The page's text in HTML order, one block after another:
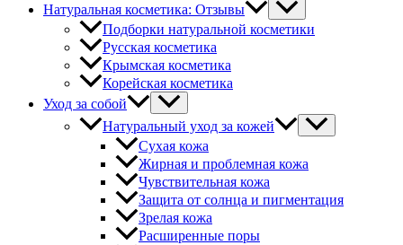
Натуральная косметика: Отзывы
Подборки натуральной косметики
Русская косметика
Крымская косметика
Корейская косметика
Уход за собой
Натуральный уход за кожей
Сухая кожа
Жирная и проблемная кожа
Чувствительная кожа
Защита от солнца и пигментация
Зрелая кожа
Расширенные поры